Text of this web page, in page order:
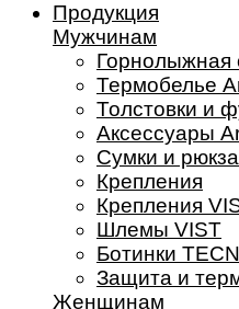
Продукция
Мужчинам
Горнолыжная
Термобелье
Толстовки и
Аксессуары
Сумки и
Крепления
Крепления
Шлемы VIST
Ботинки
Защита и
Женщинам